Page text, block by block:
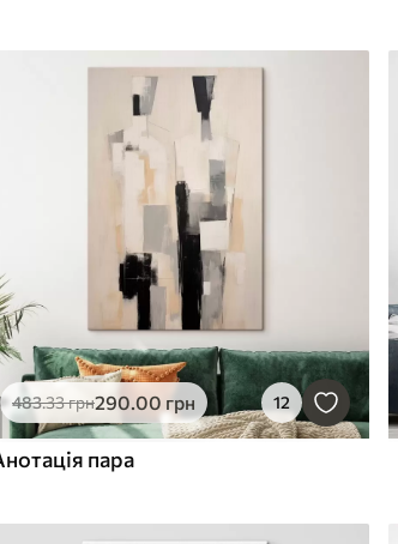
483.33грн290.00 грн 12
пара